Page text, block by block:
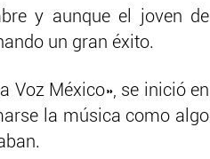
y aunque el joven de
un gran éxito.
Voz México», se inició en
la música como algo